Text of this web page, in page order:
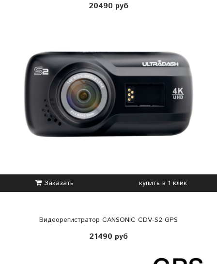
20490 руб
Заказать купить в 1 клик
Видеорегистратор CANSONIC CDV-S2 GPS
21490 руб